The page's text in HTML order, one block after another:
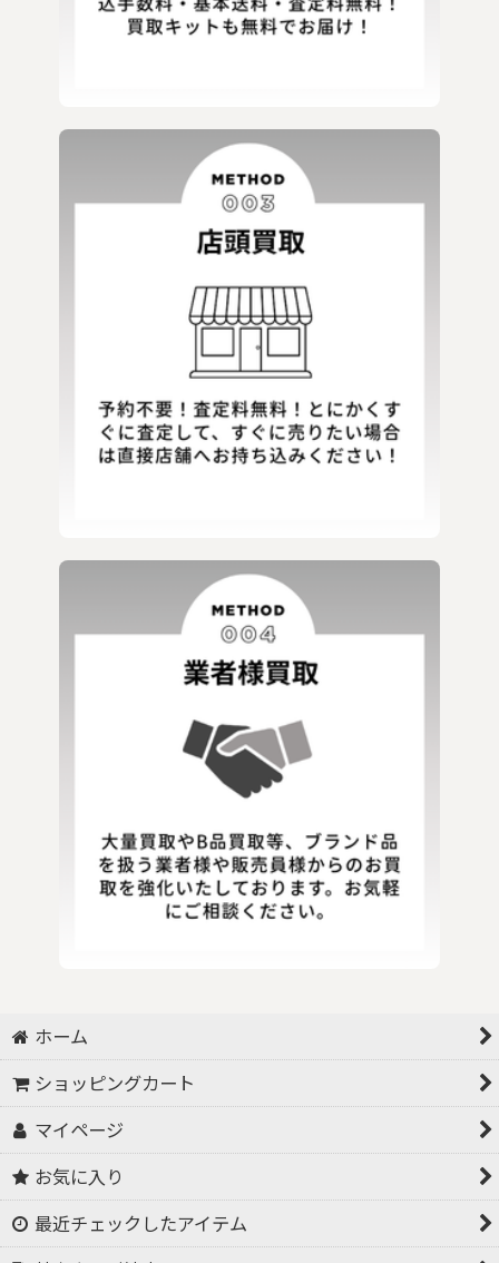
ホーム
ショッピングカート
マイページ
お気に入り
最近チェックしたアイテム